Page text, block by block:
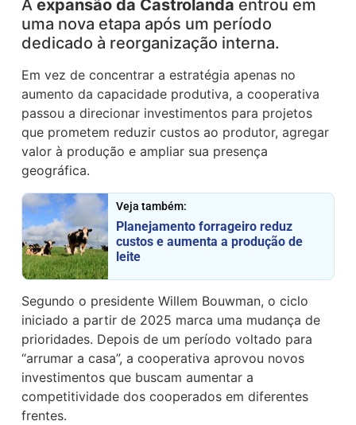
Aexpansão da Castrolanda entrou em
uma nova etapa após um período
dedicado à reorganização interna.
Em vez de concentrar a estratégia apenas no
aumento da capacidade produtiva, a cooperativa
passou a direcionar investimentos para projetos
que prometem reduzir custos ao produtor, agregar
valor à produção e ampliar sua presença
geográfica.
Veja também:
Planejamento forrageiro reduz
custos e aumenta a produção de
leite
Segundo o presidente Willem Bouwman, o ciclo
iniciado a partir de 2025 marca uma mudança de
prioridades. Depois de um período voltado para
“arrumar a casa”, a cooperativa aprovou novos
investimentos que buscam aumentar a
competitividade dos cooperados em diferentes
frentes.